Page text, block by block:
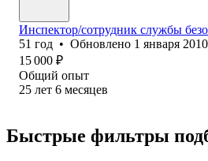
Инспектор/сотрудник службы
51 год • Обновлено 1 января 2010
15 000 ₽
Общий опыт
25 лет 6 месяцев
Быстрые фильтры